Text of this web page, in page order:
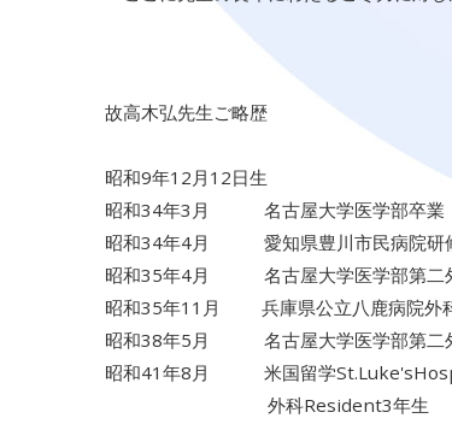
故高木弘先生ご略歴
昭和9年12月12日生
昭和34年3月 名古屋大学医学部卒業
昭和34年4月 愛知県豊川市民病院研
昭和35年4月 名古屋大学医学部第二
昭和35年11月 兵庫県公立八鹿病院外
昭和38年5月 名古屋大学医学部第二
昭和41年8月 米国留学
外科Resident3年生